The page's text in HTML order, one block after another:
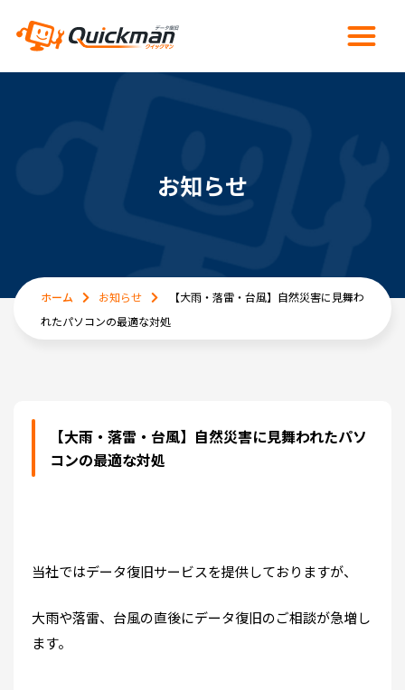
お知らせ
ホーム お知らせ
【大雨・落雷・台風】自然災害に見舞わ
れたパソコンの最適な対処
【大雨・落雷・台風】自然災害に見舞われたパソ
コンの最適な対処
当社ではデータ復旧サービスを提供しておりますが、
大雨や落雷、台風の直後にデータ復旧のご相談が急増し
ます。